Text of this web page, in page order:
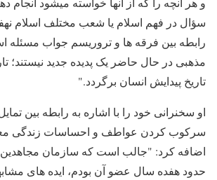
سؤال در فهم اسلام یا شعب مختلف اسلام
رابطه بین فرقه ها و تروریسم جواب
مذهبی در حال حاضر یک پدیده جدید نیستند؛
تاریخ پیدایش انسان برگردد."
او سخنرانی خود را با اشاره به رابطه بین
سرکوب کردن عواطف و احساسات زندگی
اضافه کرد: "جالب است که سازمان
حدود هفده سال عضو آن بودم، ایده های